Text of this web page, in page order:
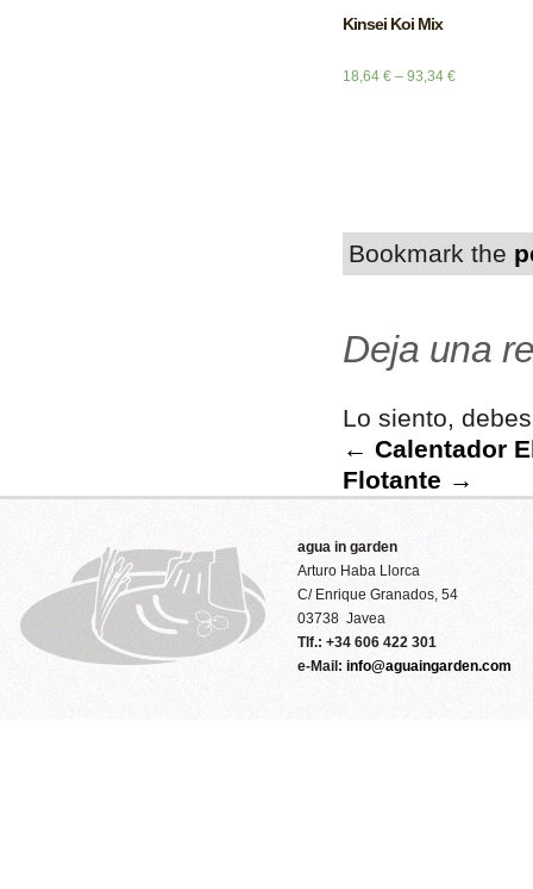
Kinsei Koi Mix
18,64 € – 93,34 €
Bookmark the
Deja una
Lo siento,
← Calentador
Flotante →
agua in garden
Arturo Haba Llorca
C/ Enrique Granados, 54
03738 Javea
Tlf.: +34 606 422 301
e-Mail: info@aguaingarden.com